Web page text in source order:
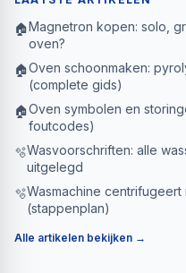
🏠Magnetron kopen: solo,
oven?
🏠Oven schoonmaken:
(complete gids)
🏠Oven symbolen en
foutcodes)
🫧Wasvoorschriften: alle
uitgelegd
🫧Wasmachine
(stappenplan)
Alle artikelen bekijken →